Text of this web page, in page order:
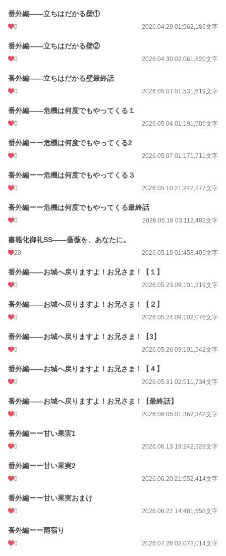
番外編――立ちはだかる壁①
0 2026.04.29 01:562,186文字
番外編――立ちはだかる壁②
0 2026.04.30 02:061,820文字
番外編――立ちはだかる壁最終話
0 2026.05.01 01:531,619文字
番外編――危機は何度でもやってくる１
0 2026.05.04 01:191,605文字
番外編ーー危機は何度でもやってくる2
0 2026.05.07 01:171,711文字
番外編ーー危機は何度でもやってくる３
0 2026.05.10 21:242,277文字
番外編ーー危機は何度でもやってくる最終話
0 2026.05.18 03:112,482文字
書籍化御礼SS――薔薇を、あなたに。
20 2026.05.19 01:453,405文字
番外編――お城へ戻りますよ！お兄さま！【１】
0 2026.05.23 09:101,319文字
番外編――お城へ戻りますよ！お兄さま！【２】
0 2026.05.24 09:102,076文字
番外編――お城へ戻りますよ！お兄さま！【3】
0 2026.05.26 09:101,542文字
番外編――お城へ戻りますよ！お兄さま！【４】
0 2026.05.31 02:511,734文字
番外編――お城へ戻りますよ！お兄さま！【最終話】
0 2026.06.05 01:362,342文字
番外編ーー甘い果実1
0 2026.06.13 19:242,328文字
番外編ーー甘い果実2
0 2026.06.20 21:552,414文字
番外編ーー甘い果実おまけ
0 2026.06.22 14:481,658文字
番外編ーー雨宿り
0 2026.07.26 02:073,014文字